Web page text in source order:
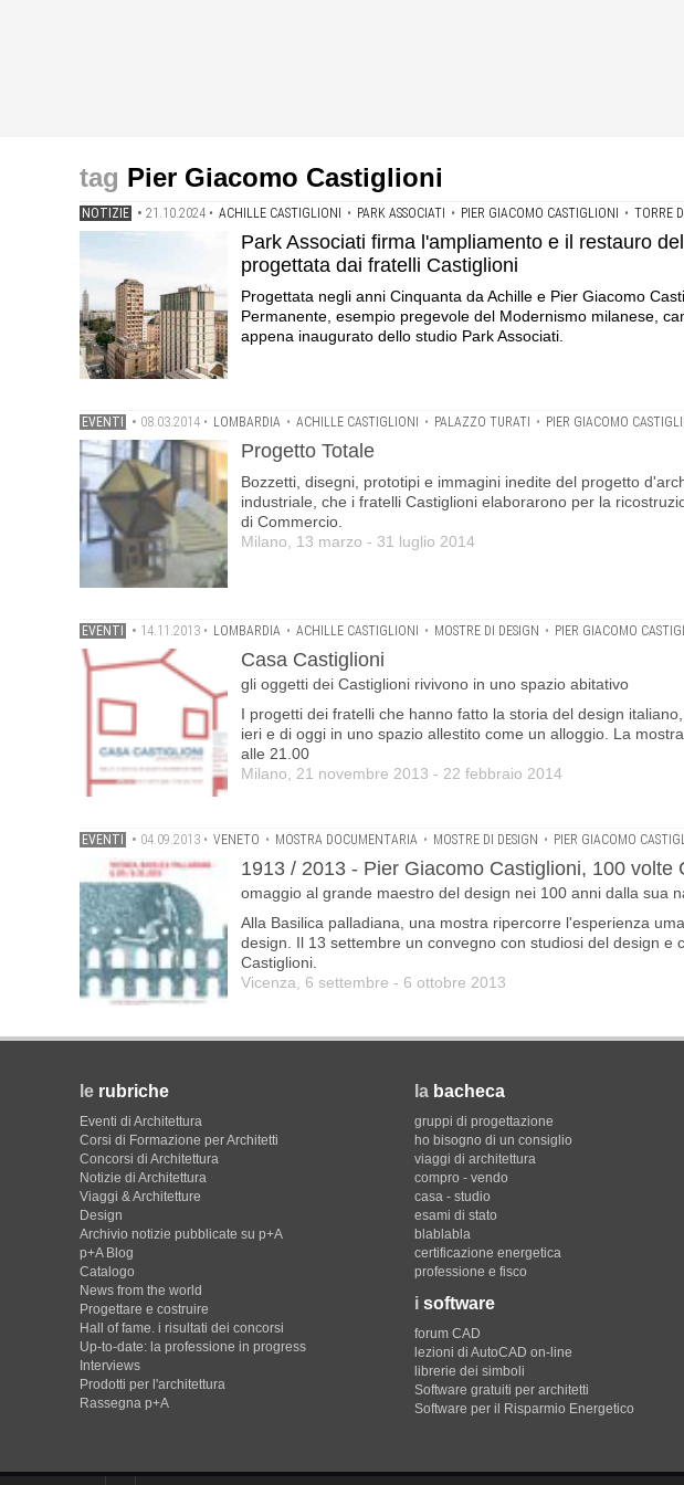
Pier Giacomo Castiglioni
NOTIZIE • 21.10.2024 • ACHILLE CASTIGLIONI • PARK ASSOCIATI • PIER GIACOMO CASTIGLIONI • TORRE
Park Associati firma l'ampliamento e il restauro
progettata dai fratelli Castiglioni
Progettata negli anni Cinquanta da Achille e Pier Giacomo
Permanente, esempio pregevole del Modernismo milanese,
appena inaugurato dello studio Park Associati.
EVENTI • 08.03.2014 • LOMBARDIA • ACHILLE CASTIGLIONI • PALAZZO TURATI • PIER GIACOMO
Progetto Totale
Bozzetti, disegni, prototipi e immagini inedite del progetto
industriale, che i fratelli Castiglioni elaborarono per la
di Commercio.
Milano, 13 marzo - 31 luglio 2014
EVENTI • 14.11.2013 • LOMBARDIA • ACHILLE CASTIGLIONI • MOSTRE DI DESIGN • PIER GIACOMO
Casa Castiglioni
gli oggetti dei Castiglioni rivivono in uno spazio abitativo
I progetti dei fratelli che hanno fatto la storia del design
ieri e di oggi in uno spazio allestito come un alloggio. La
alle 21.00
Milano, 21 novembre 2013 - 22 febbraio 2014
EVENTI • 04.09.2013 • VENETO • MOSTRA DOCUMENTARIA • MOSTRE DI DESIGN • PIER GIACOMO
1913 / 2013 - Pier Giacomo Castiglioni, 100 volte
omaggio al grande maestro del design nei 100 anni dalla sua
Alla Basilica palladiana, una mostra ripercorre l'esperienza
design. Il 13 settembre un convegno con studiosi del design e
Castiglioni.
Vicenza, 6 settembre - 6 ottobre 2013
le rubriche
Eventi di Architettura
Corsi di Formazione per Architetti
Concorsi di Architettura
Notizie di Architettura
Viaggi & Architetture
Design
Archivio notizie pubblicate su p+A
p+A Blog
Catalogo
News from the world
Progettare e costruire
Hall of fame. i risultati dei concorsi
Up-to-date: la professione in progress
Interviews
Prodotti per l'architettura
Rassegna p+A
la bacheca
gruppi di progettazione
ho bisogno di un consiglio
viaggi di architettura
compro - vendo
casa - studio
esami di stato
blablabla
certificazione energetica
professione e fisco
i software
forum CAD
lezioni di AutoCAD on-line
librerie dei simboli
Software gratuiti per architetti
Software per il Risparmio Energetico